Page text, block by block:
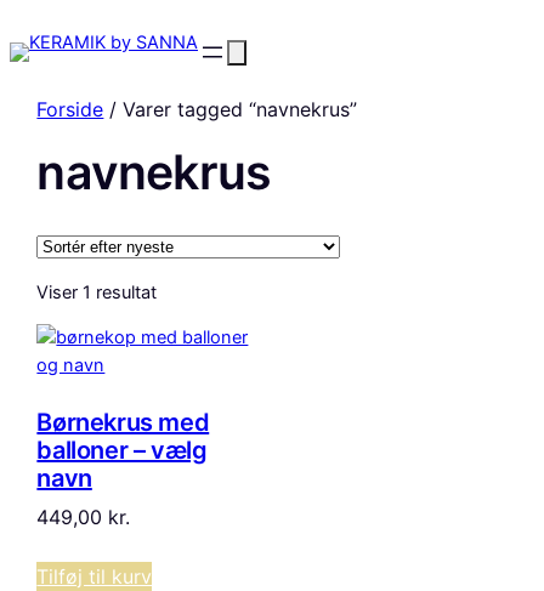
Forside / Varer tagged “navnekrus”
navnekrus
Viser 1 resultat
Børnekrus med
balloner – vælg
navn
449,00 kr.
Tilføj til kurv